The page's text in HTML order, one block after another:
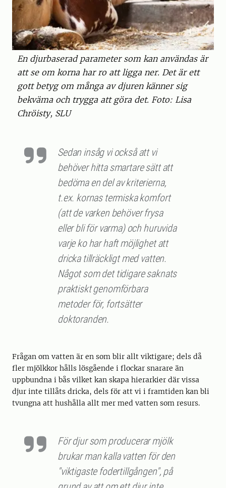
En djurbaserad parameter som kan användas är
att se om korna har ro att ligga ner. Det är ett
gott betyg om många av djuren känner sig
bekväma och trygga att göra det. Foto: Lisa
Chröisty, SLU
Sedan insåg vi också att vi
behöver hitta smartare sätt att
bedöma en del av kriterierna,
t.ex. kornas termiska komfort
(att de varken behöver frysa
eller bli för varma) och huruvida
varje ko har haft möjlighet att
dricka tillräckligt med vatten.
Något som det tidigare saknats
praktiskt genomförbara
metoder för, fortsätter
doktoranden.
Frågan om vatten är en som blir allt viktigare; dels då
fler mjölkkor hålls lösgående i flockar snarare än
uppbundna i bås vilket kan skapa hierarkier där vissa
djur inte tillåts dricka, dels för att vi i framtiden kan bli
tvungna att hushålla allt mer med vatten som resurs.
För djur som producerar mjölk
brukar man kalla vatten för den
"viktigaste fodertillgången", på